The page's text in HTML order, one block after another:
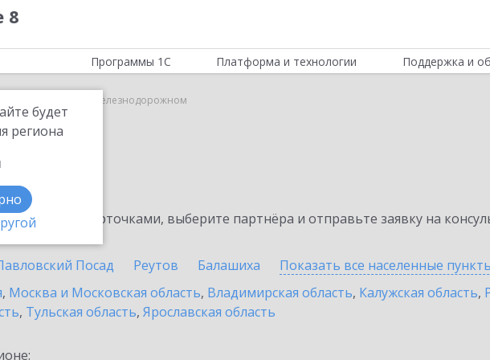
8
будет
региона
Программы 1С Платформа и технологии Поддержка и
1С:Share в Железнодорожном
карточками, выберите партнёра и отправьте заявку на
Посад Реутов Балашиха Показать все населенные
, Москва и Московская область, Владимирская область, Калужская область,
, Тульская область, Ярославская область